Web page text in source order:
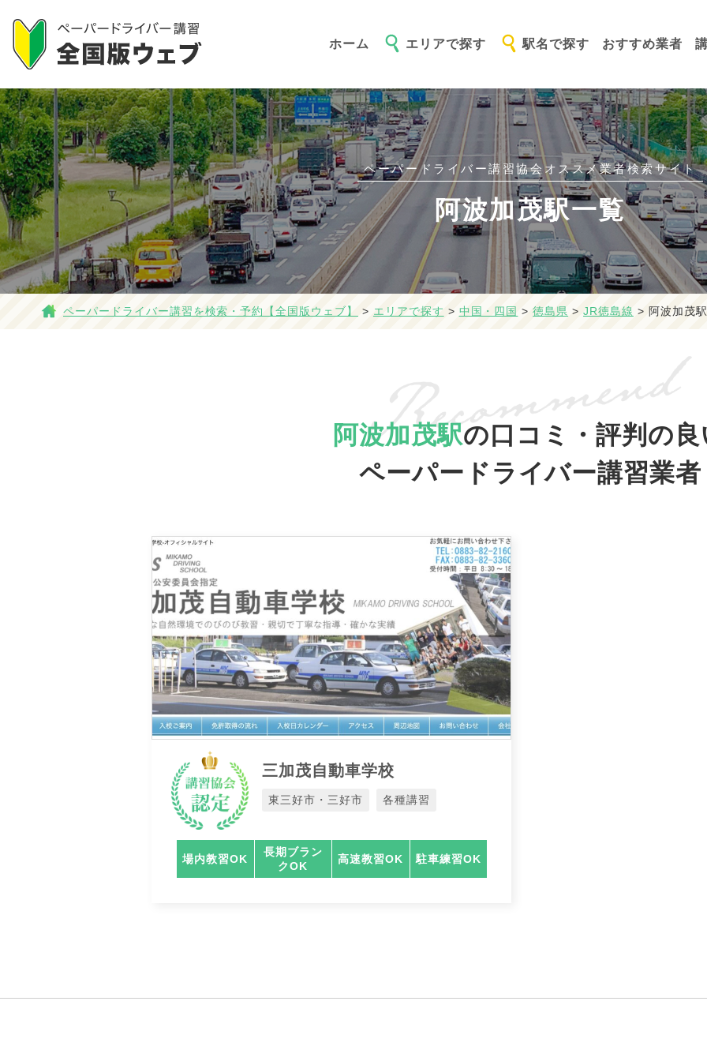
ホーム エリアで探す 駅名で探す おすすめ業者
ペーパードライバー講習協会オススメ業者検索サイト
阿波加茂駅一覧
ペーパードライバー講習を検索・予約【全国版ウェブ】 > エリアで探す > 中国・四国 >徳島県 >JR徳島線 > 阿波加茂駅
阿波加茂駅の口コミ・評判の良
ペーパードライバー講習業者
三加茂自動車学校
東三好市・三好市 各種講習
場内教習OK
長期ブラン
クOK
高速教習OK 駐車練習OK